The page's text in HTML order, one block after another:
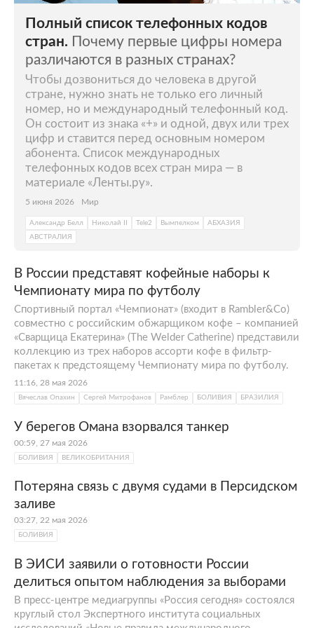
официальной религии, а президент
получает право избираться более двух раз.
На фоне политического кризиса в 2019-м
Моралес ушел в отставку, а на выборах
президента в 2020 году победил его
однопартиец Луис Арсе.
Полный список телефонных кодов
стран. Почему первые цифры номера
различаются в разных странах?
Чтобы дозвониться до человека в другой
стране, нужно знать не только его личный
номер, но и международный телефонный код.
Он состоит из знака «+» и одной, двух или трех
цифр и ставится перед основным номером
абонента. Список международных
телефонных кодов всех стран мира — в
материале «Ленты.ру».
5 июня 2026 Мир
Александр Белл Николай II Tele2 Вымпелком
АБХАЗИЯ
АВСТРАЛИЯ
В России представят кофейные наборы к
Чемпионату мира по футболу
Спортивный портал «Чемпионат» (входит в Rambler&Co)
совместно с российским обжарщиком кофе – компанией
«Сварщица Екатерина» (The Welder Catherine) представили
коллекцию из трех наборов ассорти кофе в фильтр-
пакетах к предстоящему Чемпионату мира по футболу.
11:16, 28 мая 2026
Вячеслав Опахин Сергей Митрофанов Рамблер БОЛИВИЯ БРАЗИЛИЯ
У берегов Омана взорвался танкер
00:59, 27 мая 2026
БОЛИВИЯ ВЕЛИКОБРИТАНИЯ
Потеряна связь с двумя судами в Персидском
заливе
03:27, 22 мая 2026
БОЛИВИЯ
В ЭИСИ заявили о готовности России
делиться опытом наблюдения за выборами
В пресс-центре медиагруппы «Россия сегодня» состоялся
круглый стол Экспертного института социальных